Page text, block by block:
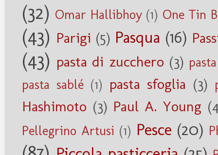
(32) Omar Hallibhoy (1) One Tin
(43) Parigi (5) Pasqua (16)
(43) pasta di zucchero (3)
pasta sablé (1) pasta sfoglia (3)
Hashimoto (3) Paul A. Young
Pellegrino Artusi (1) Pesce (20)